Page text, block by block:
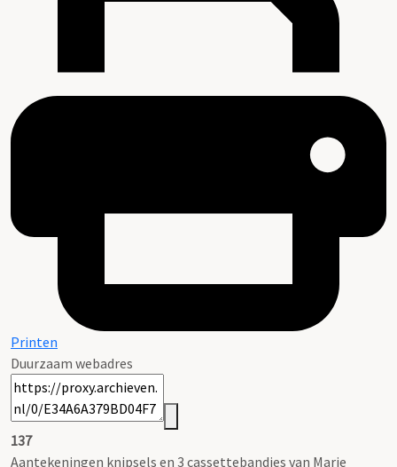
Printen
Duurzaam webadres
137
Aantekeningen knipsels en 3 cassettebandjes van Marie